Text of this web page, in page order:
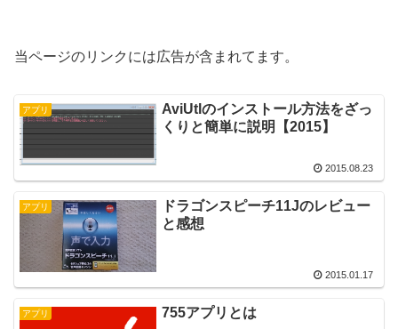
当ページのリンクには広告が含まれてます。
アプリ
AviUtlのインストール方法をざっ
くりと簡単に説明【2015】
2015.08.23
アプリ
ドラゴンスピーチ11Jのレビュー
と感想
2015.01.17
アプリ 755アプリとは